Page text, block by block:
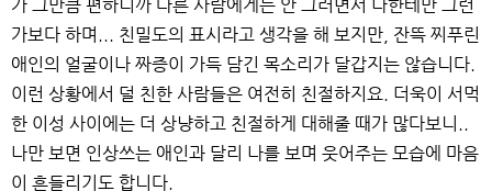
가 그만큼 편하니까 다른 사람에게는 안 그러면서 나한테만 그런
가보다 하며... 친밀도의 표시라고 생각을 해 보지만, 잔뜩 찌푸린
애인의 얼굴이나 짜증이 가득 담긴 목소리가 달갑지는 않습니다.
이런 상황에서 덜 친한 사람들은 여전히 친절하지요. 더욱이 서먹
한 이성 사이에는 더 상냥하고 친절하게 대해줄 때가 많다보니..
나만 보면 인상쓰는 애인과 달리 나를 보며 웃어주는 모습에 마음
이 흔들리기도 합니다.